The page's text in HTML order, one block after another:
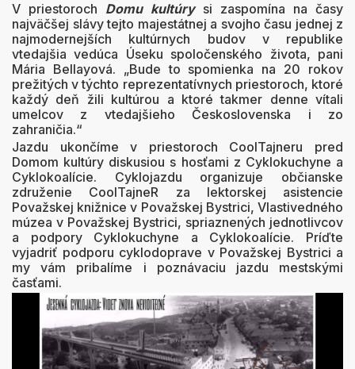
V priestoroch Domu kultúrysi zaspomína na časy
najväčšej slávy tejto majestátnej a svojho času jednej z
najmodernejších kultúrnych budov v republike
vtedajšia vedúca Úseku spoločenského života, pani
Mária Bellayová. „Bude to spomienka na 20 rokov
prežitých v týchto reprezentatívnych priestoroch, ktoré
každý deň žili kultúrou a ktoré takmer denne vítali
umelcov z vtedajšieho Československa i zo
zahraničia.“
Jazdu ukončíme v priestoroch CoolTajneru pred
Domom kultúry diskusiou s hosťami z Cyklokuchyne a
Cyklokoalície. Cyklojazdu organizuje občianske
združenie CoolTajneR za lektorskej asistencie
Považskej knižnice v Považskej Bystrici, Vlastivedného
múzea v Považskej Bystrici, spriaznených jednotlivcov
a podpory Cyklokuchyne a Cyklokoalície. Príďte
vyjadriť podporu cyklodoprave v Považskej Bystrici a
my vám pribalíme i poznávaciu jazdu mestskými
časťami.